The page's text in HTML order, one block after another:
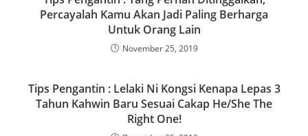
Percayalah Kamu Akan Jadi Paling Berharga
Untuk Orang Lain
November 25, 2019
Tips Pengantin : Lelaki Ni Kongsi Kenapa Lepas 3
Tahun Kahwin Baru Sesuai Cakap He/She The
Right One!